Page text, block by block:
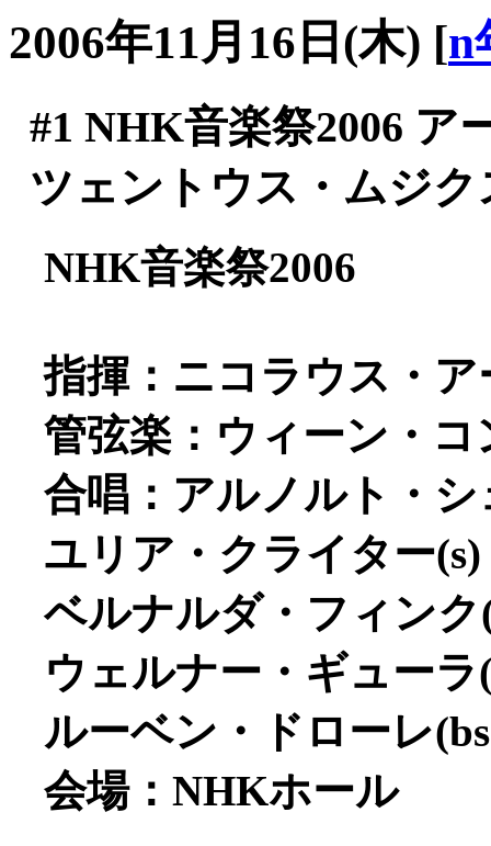
2006年11月16日(木) [n
#1 NHK音楽祭2006 ア
ツェントウス・ムジク
NHK音楽祭2006
指揮：ニコラウス・
管弦楽：ウィーン・
合唱：アルノルト・
ユリア・クライター(s)
ベルナルダ・フィンク
ウェルナー・ギュー
ルーベン・ドローレ
会場：NHKホール